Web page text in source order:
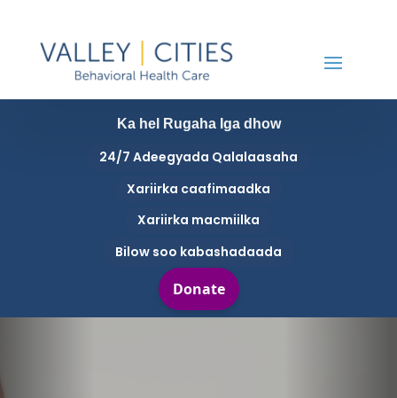
Ka hel Rugaha Iga dhow
24/7 Adeegyada Qalalaasaha
Xariirka caafimaadka
Xariirka macmiilka
Bilow soo kabashadaada